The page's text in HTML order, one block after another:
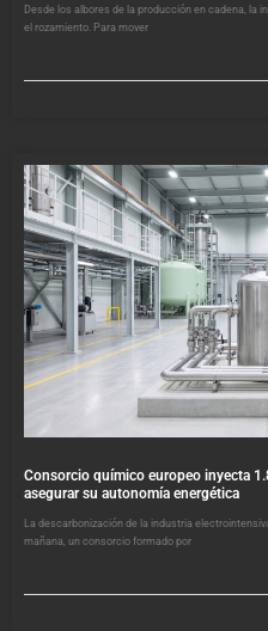
Desde los albores de la producción en cadena, la
el rozamiento. Para mover
Consorcio químico europeo inyecta
asegurar su autonomía energética
La descarbonización de la industria
mañana, un consorcio formado por